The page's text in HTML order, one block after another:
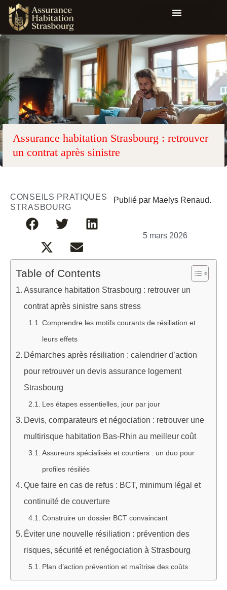
Assurance habitation Strasbourg : retrouver
un contrat après sinistre
CONSEILS PRATIQUES
STRASBOURG
Publié par Maelys Renaud.
5 mars 2026
Table of Contents
Assurance habitation Strasbourg : retrouver un
contrat après sinistre sans stress
Comprendre les motifs courants de résiliation et
leurs effets
Démarches après résiliation : calendrier d’action
pour retrouver un devis assurance logement
Strasbourg
Les étapes essentielles, jour par jour
Devis, comparateurs et négociation : retrouver une
multirisque habitation Bas-Rhin au meilleur coût
Assureurs spécialisés et courtiers : un duo pour
profiles résiliés
Que faire en cas de refus : BCT, minimum légal et
continuité de couverture
Construire un dossier BCT convaincant
Éviter une nouvelle résiliation : prévention des
risques, sécurité et renégociation à Strasbourg
Plan d’action prévention et maîtrise des coûts